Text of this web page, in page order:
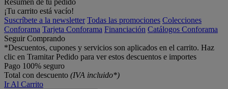
Resumen de tu pedido
¡Tu carrito está vacío!
Suscríbete a la newsletter Todas las promociones Colecciones
Conforama Tarjeta Conforama Financiación Catálogos Conforama
Seguir Comprando
*Descuentos, cupones y servicios son aplicados en el carrito. Haz
clic en Tramitar Pedido para ver estos descuentos e importes
Pago 100% seguro
Total con descuento (IVA incluido*)
Ir Al Carrito